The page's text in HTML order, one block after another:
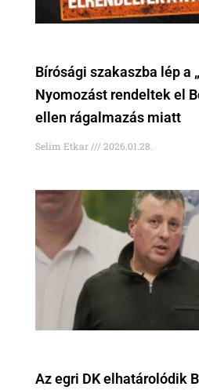
Bírósági szakaszba lép a
Nyomozást rendeltek el
ellen rágalmazás miatt
Selim Etkar 2026.01.28.
Az egri DK elhatárolódik